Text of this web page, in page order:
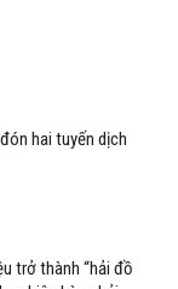
hai tuyến dịch
trở thành “hải đồ